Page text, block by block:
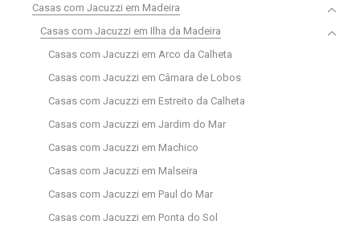
Casas com Jacuzzi em Madeira
Casas com Jacuzzi em Ilha da Madeira
Casas com Jacuzzi em Arco da Calheta
Casas com Jacuzzi em Câmara de Lobos
Casas com Jacuzzi em Estreito da Calheta
Casas com Jacuzzi em Jardim do Mar
Casas com Jacuzzi em Machico
Casas com Jacuzzi em Malseira
Casas com Jacuzzi em Paul do Mar
Casas com Jacuzzi em Ponta do Sol